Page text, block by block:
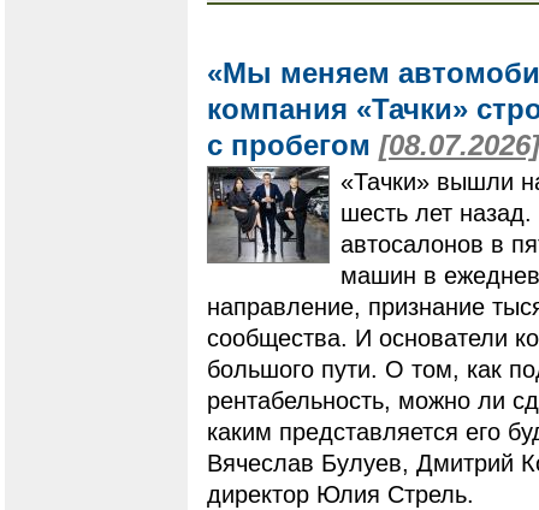
«Мы меняем
компания «Тачки»
с пробегом [08.07.2026]
«Тачки» вышли
шесть лет
автосалонов в
машин в
направление, признание
сообщества. И основатели
большого пути. О том, как
рентабельность, можно ли
каким представляется его
Вячеслав Булуев, Дмитрий
директор Юлия Стрель.